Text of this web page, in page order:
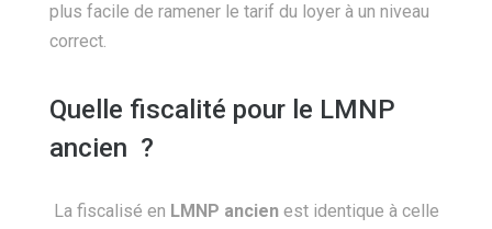
plus facile de ramener le tarif du loyer à un niveau
correct.
Quelle fiscalité pour le LMNP
ancien ?
La fiscalisé en LMNP ancien est identique à celle